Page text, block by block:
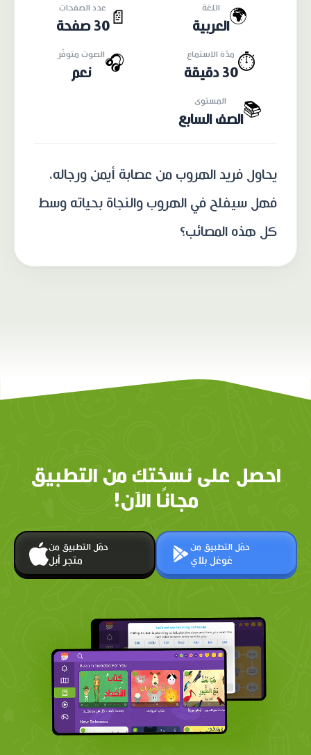
🌍 اللغة
العربية 📄
عدد الصفحات
30 صفحة
⏱️ مدّة الاستماع
30 دقيقة
🎧الصوت متوفّر
نعم
📚 المستوى
الصف السابع
يحاول فريد الهروب من عصابة أيمن ورجاله،
فهل سيفلح في الهروب والنجاة بحياته وسط
كل هذه المصائب؟
احصل على نسختك من التطبيق
مجانًا الآن!
حمّل التطبيق من
متجر أبل
حمّل التطبيق من
غوغل بلاي